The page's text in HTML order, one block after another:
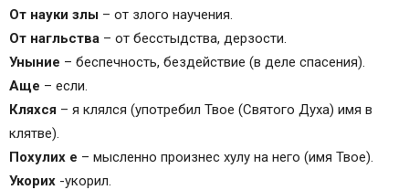
От науки злы – от злого научения.
От нагльства – от бесстыдства, дерзости.
Уныние – беспечность, бездействие (в деле спасения).
Аще – если.
Кляхся – я клялся (употребил Твое (Святого Духа) имя в
клятве).
Похулих е – мысленно произнес хулу на него (имя Твое).
Укорих -укорил.